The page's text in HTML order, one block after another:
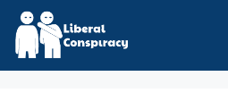
Skip
content